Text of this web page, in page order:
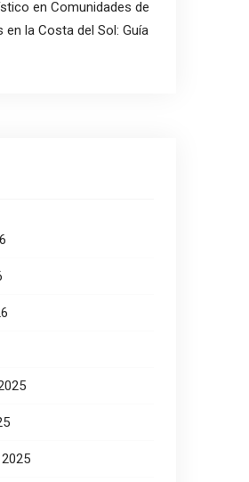
en Comunidades de
en la Costa del Sol: Guía